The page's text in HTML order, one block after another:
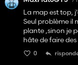
La map est top,
Seul problème il
plante ,sinon je
hâte de faire des
0